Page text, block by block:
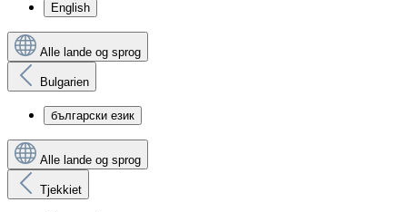
English
Alle lande og sprog
Bulgarien
български език
Alle lande og sprog
Tjekkiet